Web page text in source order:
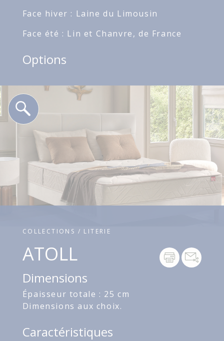
Face hiver : Laine du Limousin
Face été : Lin et Chanvre, de France
Options
COLLECTIONS / LITERIE
ATOLL
Dimensions
Épaisseur totale : 25 cm
Dimensions aux choix.
Caractéristiques